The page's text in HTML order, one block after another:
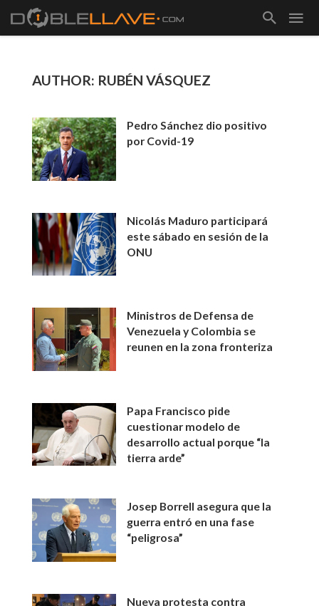
AUTHOR: RUBÉN VÁSQUEZ
Pedro Sánchez dio positivo
por Covid-19
Nicolás Maduro participará
este sábado en sesión de la
ONU
Ministros de Defensa de
Venezuela y Colombia se
reunen en la zona fronteriza
Papa Francisco pide
cuestionar modelo de
desarrollo actual porque “la
tierra arde”
Josep Borrell asegura que la
guerra entró en una fase
“peligrosa”
Nueva protesta contra